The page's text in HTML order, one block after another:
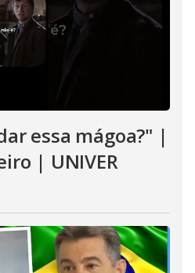
essa mágoa?" |
| UNIVER